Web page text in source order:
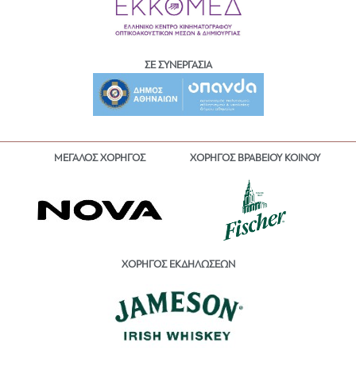
ΣΕ ΣΥΝΕΡΓΑΣΙΑ
ΜΕΓΑΛΟΣ ΧΟΡΗΓΟΣ ΧΟΡΗΓΟΣ ΒΡΑΒΕΙΟΥ ΚΟΙΝΟΥ
ΧΟΡΗΓΟΣ ΕΚΔΗΛΩΣΕΩΝ